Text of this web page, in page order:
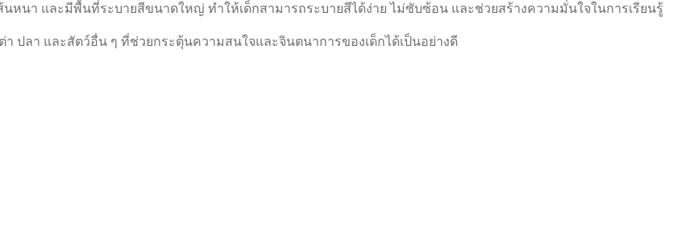
นหนา และมีพื้นที่ระบายสีขนาดใหญ่ ทำให้เด็กสามารถระบายสีได้ง่าย ไม่ซับซ้อน และช่วยสร้างความมั่นใจในการเรียนรู้
ปลา และสัตว์อื่น ๆ ที่ช่วยกระตุ้นความสนใจและจินตนาการของเด็กได้เป็นอย่างดี